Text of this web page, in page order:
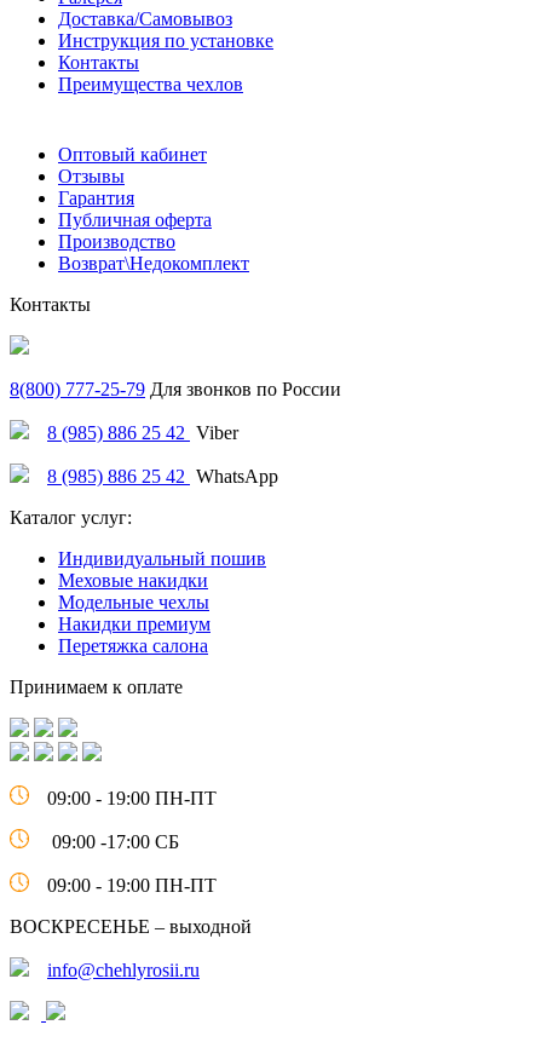
Доставка/Самовывоз
Инструкция по установке
Контакты
Преимущества чехлов
Оптовый кабинет
Отзывы
Гарантия
Публичная оферта
Производство
Возврат\Недокомплект
Контакты
8(800) 777-25-79 Для звонков по России
8 (985) 886 25 42 Viber
8 (985) 886 25 42 WhatsApp
Каталог услуг:
Индивидуальный пошив
Меховые накидки
Модельные чехлы
Накидки премиум
Перетяжка салона
Принимаем к оплате
09:00 - 19:00 ПН-ПТ
09:00 -17:00 СБ
09:00 - 19:00 ПН-ПТ
ВОСКРЕСЕНЬЕ – выходной
info@chehlyrosii.ru